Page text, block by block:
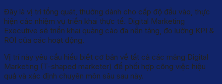
Đây là vị trí tổng quát, thường dành cho cấp độ đầu vào, thực
hiện các nhiệm vụ triển khai thực tế. Digital Marketing
Executive sẽ triển khai quảng cáo đa nền tảng, đo lường KPI &
ROI của các hoạt động.
Vị trí này yêu cầu hiểu biết cơ bản về tất cả các mảng Digital
Marketing (T-shaped marketer) để phối hợp công việc hiệu
quả và xác định chuyên môn sâu sau này.